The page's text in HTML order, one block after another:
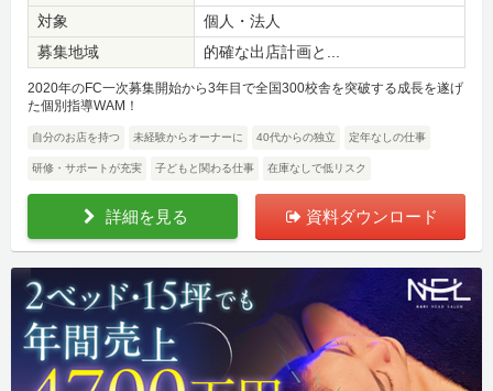
対象
個人・法人
募集地域
的確な出店計画と...
2020年のFC一次募集開始から3年目で全国300校舎を突破する成長を遂げ
た個別指導WAM！
自分のお店を持つ 未経験からオーナーに 40代からの独立 定年なしの仕事
研修・サポートが充実 子どもと関わる仕事 在庫なしで低リスク
詳細を見る 資料ダウンロード